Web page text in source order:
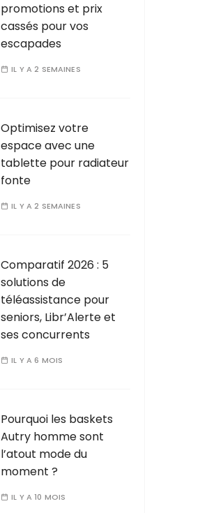
promotions et prix
cassés pour vos
escapades
IL Y A 2 SEMAINES
Optimisez votre
espace avec une
tablette pour radiateur
fonte
IL Y A 2 SEMAINES
Comparatif 2026 : 5
solutions de
téléassistance pour
seniors, Libr’Alerte et
ses concurrents
IL Y A 6 MOIS
Pourquoi les baskets
Autry homme sont
l’atout mode du
moment ?
IL Y A 10 MOIS